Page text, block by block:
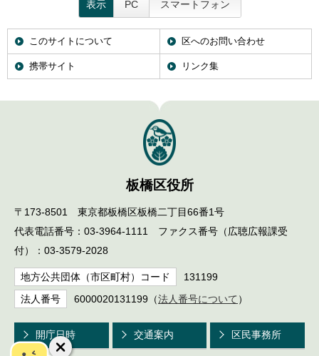
表示 PC スマートフォン
このサイトについて 区へのお問い合わせ
携帯サイト リンク集
板橋区役所
〒173-8501 東京都板橋区板橋二丁目66番1号
代表電話番号：03-3964-1111 ファクス番号（広聴広報課受
付）：03-3579-2028
地方公共団体（市区町村）コード 131199
法人番号 6000020131199（法人番号について ）
開庁日時 交通案内 区民事務所